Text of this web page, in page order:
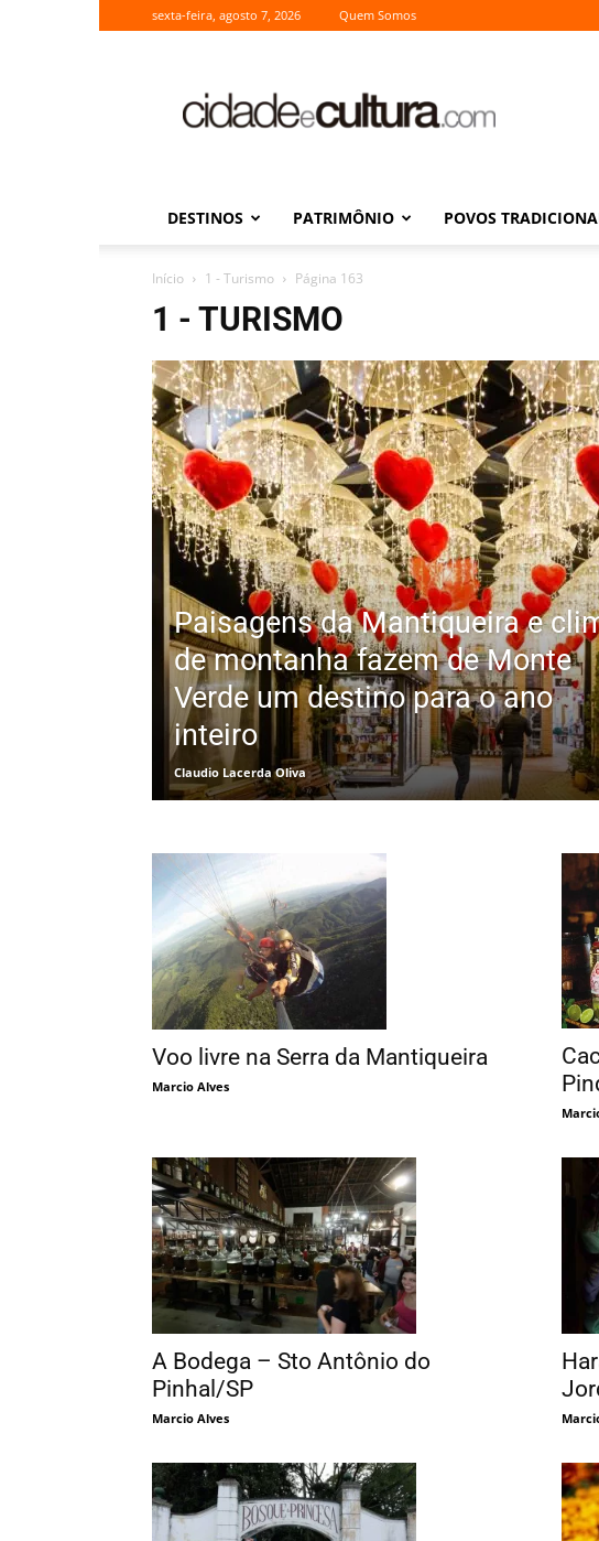
sexta-feira, agosto 7, 2026 Quem Somos
Cultura
DESTINOS PATRIMÔNIO POVOS
Início 1 - Turismo Página 163
1 - TURISMO
Paisagens da Mantiqueira e
de montanha fazem de Monte
Verde um destino para o ano
inteiro
Claudio Lacerda Oliva
Voo livre na Serra da Mantiqueira
Marcio Alves
A Bodega – Sto Antônio do
Pinhal/SP
Marcio Alves